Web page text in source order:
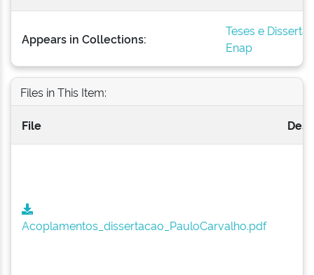
Appears in Collections:
Teses e
Enap
Files in This Item:
File
Acoplamentos_dissertacao_PauloCarvalho.pdf